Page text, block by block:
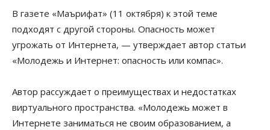
В газете «Маърифат» (11 октября) к этой теме
подходят с другой стороны. Опасность может
угрожать от Интернета, — утверждает автор статьи
«Молодежь и Интернет: опасность или компас».
Автор рассуждает о преимуществах и недостатках
виртуального пространства. «Молодежь может в
Интернете заниматься не своим образованием, а